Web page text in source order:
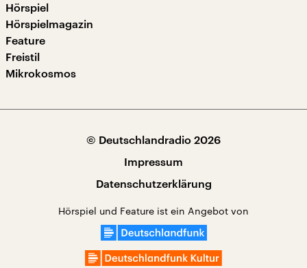
Hörspiel
Hörspielmagazin
Feature
Freistil
Mikrokosmos
© Deutschlandradio 2026
Impressum
Datenschutzerklärung
Hörspiel und Feature ist ein Angebot von